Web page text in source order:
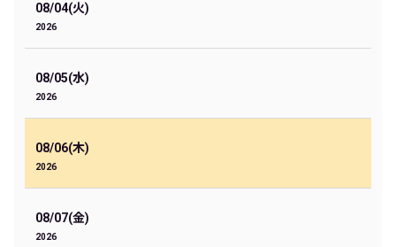
08/04(火)
2026
08/05(水)
2026
08/06(木)
2026
08/07(金)
2026